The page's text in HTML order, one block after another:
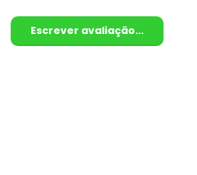
Escrever avaliação...